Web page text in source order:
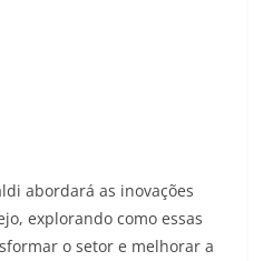
abordará as inovações
explorando como essas
o setor e melhorar a